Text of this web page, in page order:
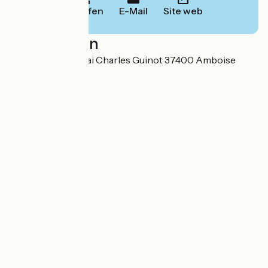
Anrufen E-Mail Site web
Localisation
SARL HLBV 12 quai Charles Guinot 37400 Amboise